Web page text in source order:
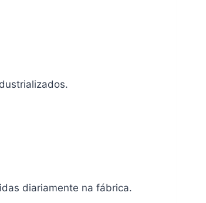
diariamente na fábrica.